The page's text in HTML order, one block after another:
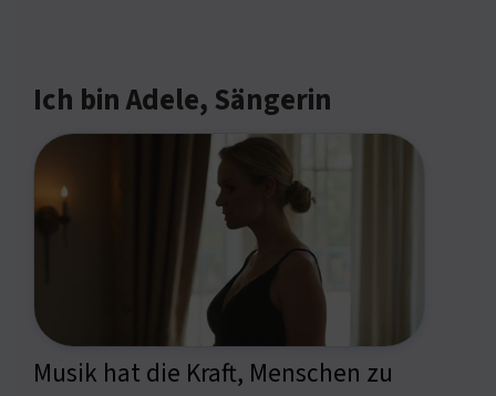
Ich bin Adele, Sängerin
Musik hat die Kraft, Menschen zu